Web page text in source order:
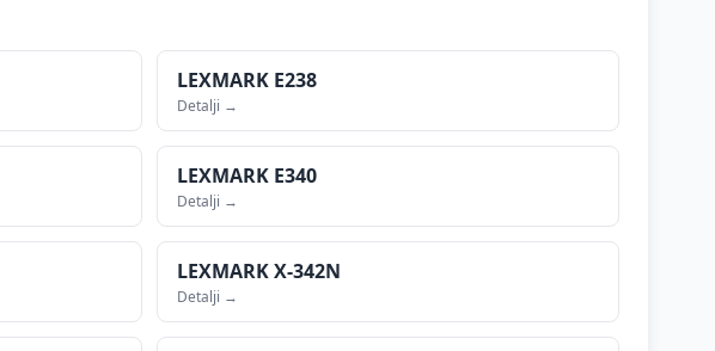
LEXMARK E238
Detalji →
LEXMARK E340
Detalji →
LEXMARKX-342N
Detalji →